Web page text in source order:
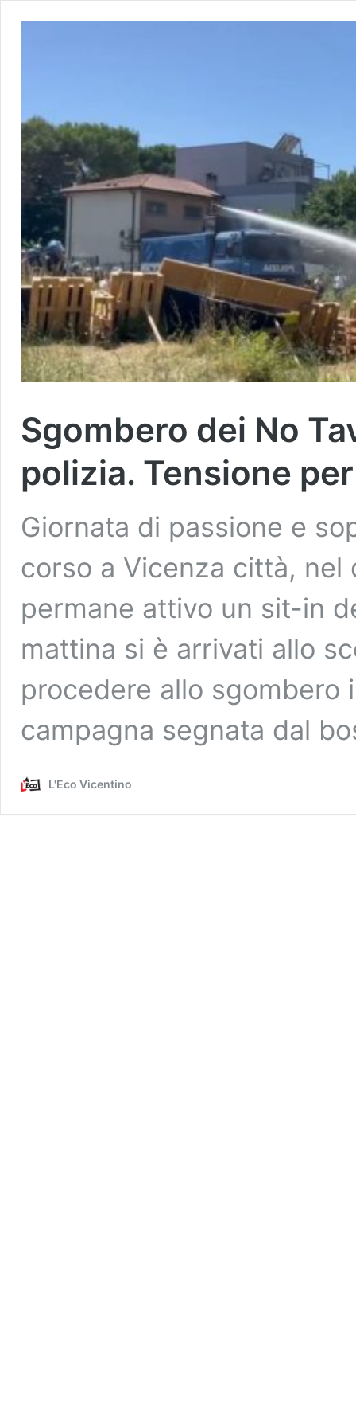
Sgombero dei No
polizia. Tensione
Giornata di passione e
corso a Vicenza città, nel
permane attivo un sit-in
mattina si è arrivati allo
procedere allo sgombero
campagna segnata dal
L'Eco Vicentino